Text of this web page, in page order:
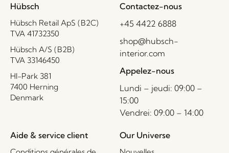
Hübsch
Hübsch Retail ApS (B2C)
TVA 41732350
Hübsch A/S (B2B)
TVA 33146450
HI-Park 381
7400 Herning
Denmark
Contactez-nous
+45 4422 6888
shop@hubsch-
interior.com
Appelez-nous
Lundi – jeudi: 09:00 –
15:00
Vendrei: 09:00 – 14:00
Aide & service client Our Universe